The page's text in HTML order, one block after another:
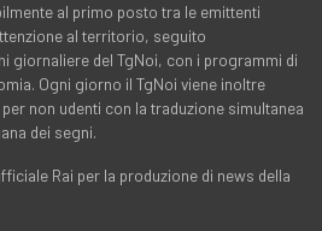
al primo posto tra le emittenti
al territorio, seguito
giornaliere del TgNoi, con i programmi di
Ogni giorno il TgNoi viene inoltre
non udenti con la traduzione simultanea
dei segni.
Rai per la produzione di news della